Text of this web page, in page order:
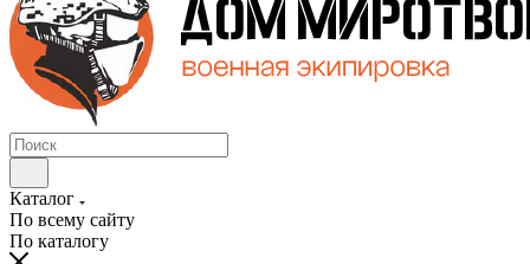
Каталог
По всему сайту
По каталогу